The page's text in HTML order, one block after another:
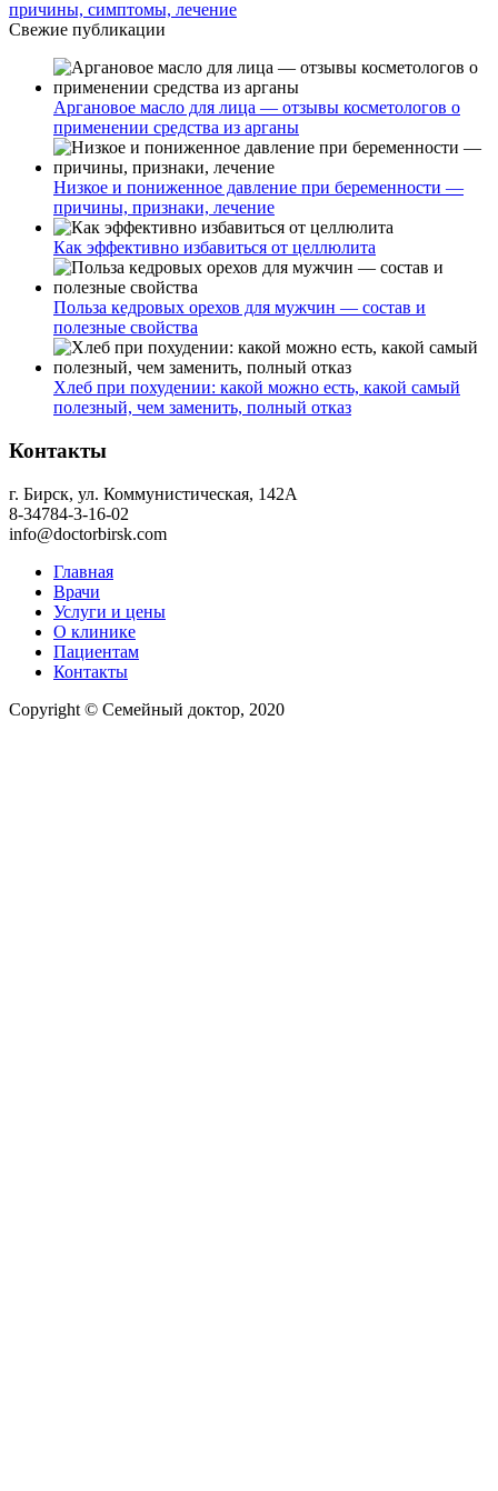
причины, симптомы, лечение
Свежие публикации
Аргановое масло для лица — отзывы косметологов о
применении средства из арганы
Низкое и пониженное давление при беременности —
причины, признаки, лечение
Как эффективно избавиться от целлюлита
Польза кедровых орехов для мужчин — состав и
полезные свойства
Хлеб при похудении: какой можно есть, какой самый
полезный, чем заменить, полный отказ
Контакты
г. Бирск, ул. Коммунистическая, 142А
8-34784-3-16-02
info@doctorbirsk.com
Главная
Врачи
Услуги и цены
О клинике
Пациентам
Контакты
Copyright © Семейный доктор, 2020